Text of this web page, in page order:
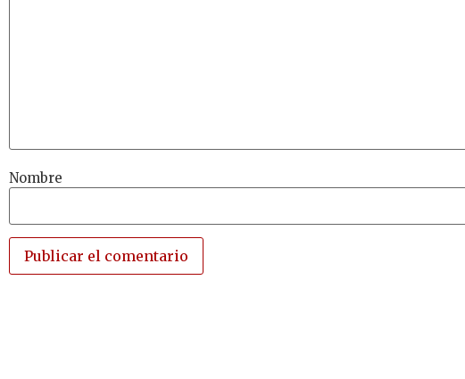
Nombre